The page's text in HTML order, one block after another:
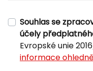
Souhlas se
účely
Evropské unie
informace